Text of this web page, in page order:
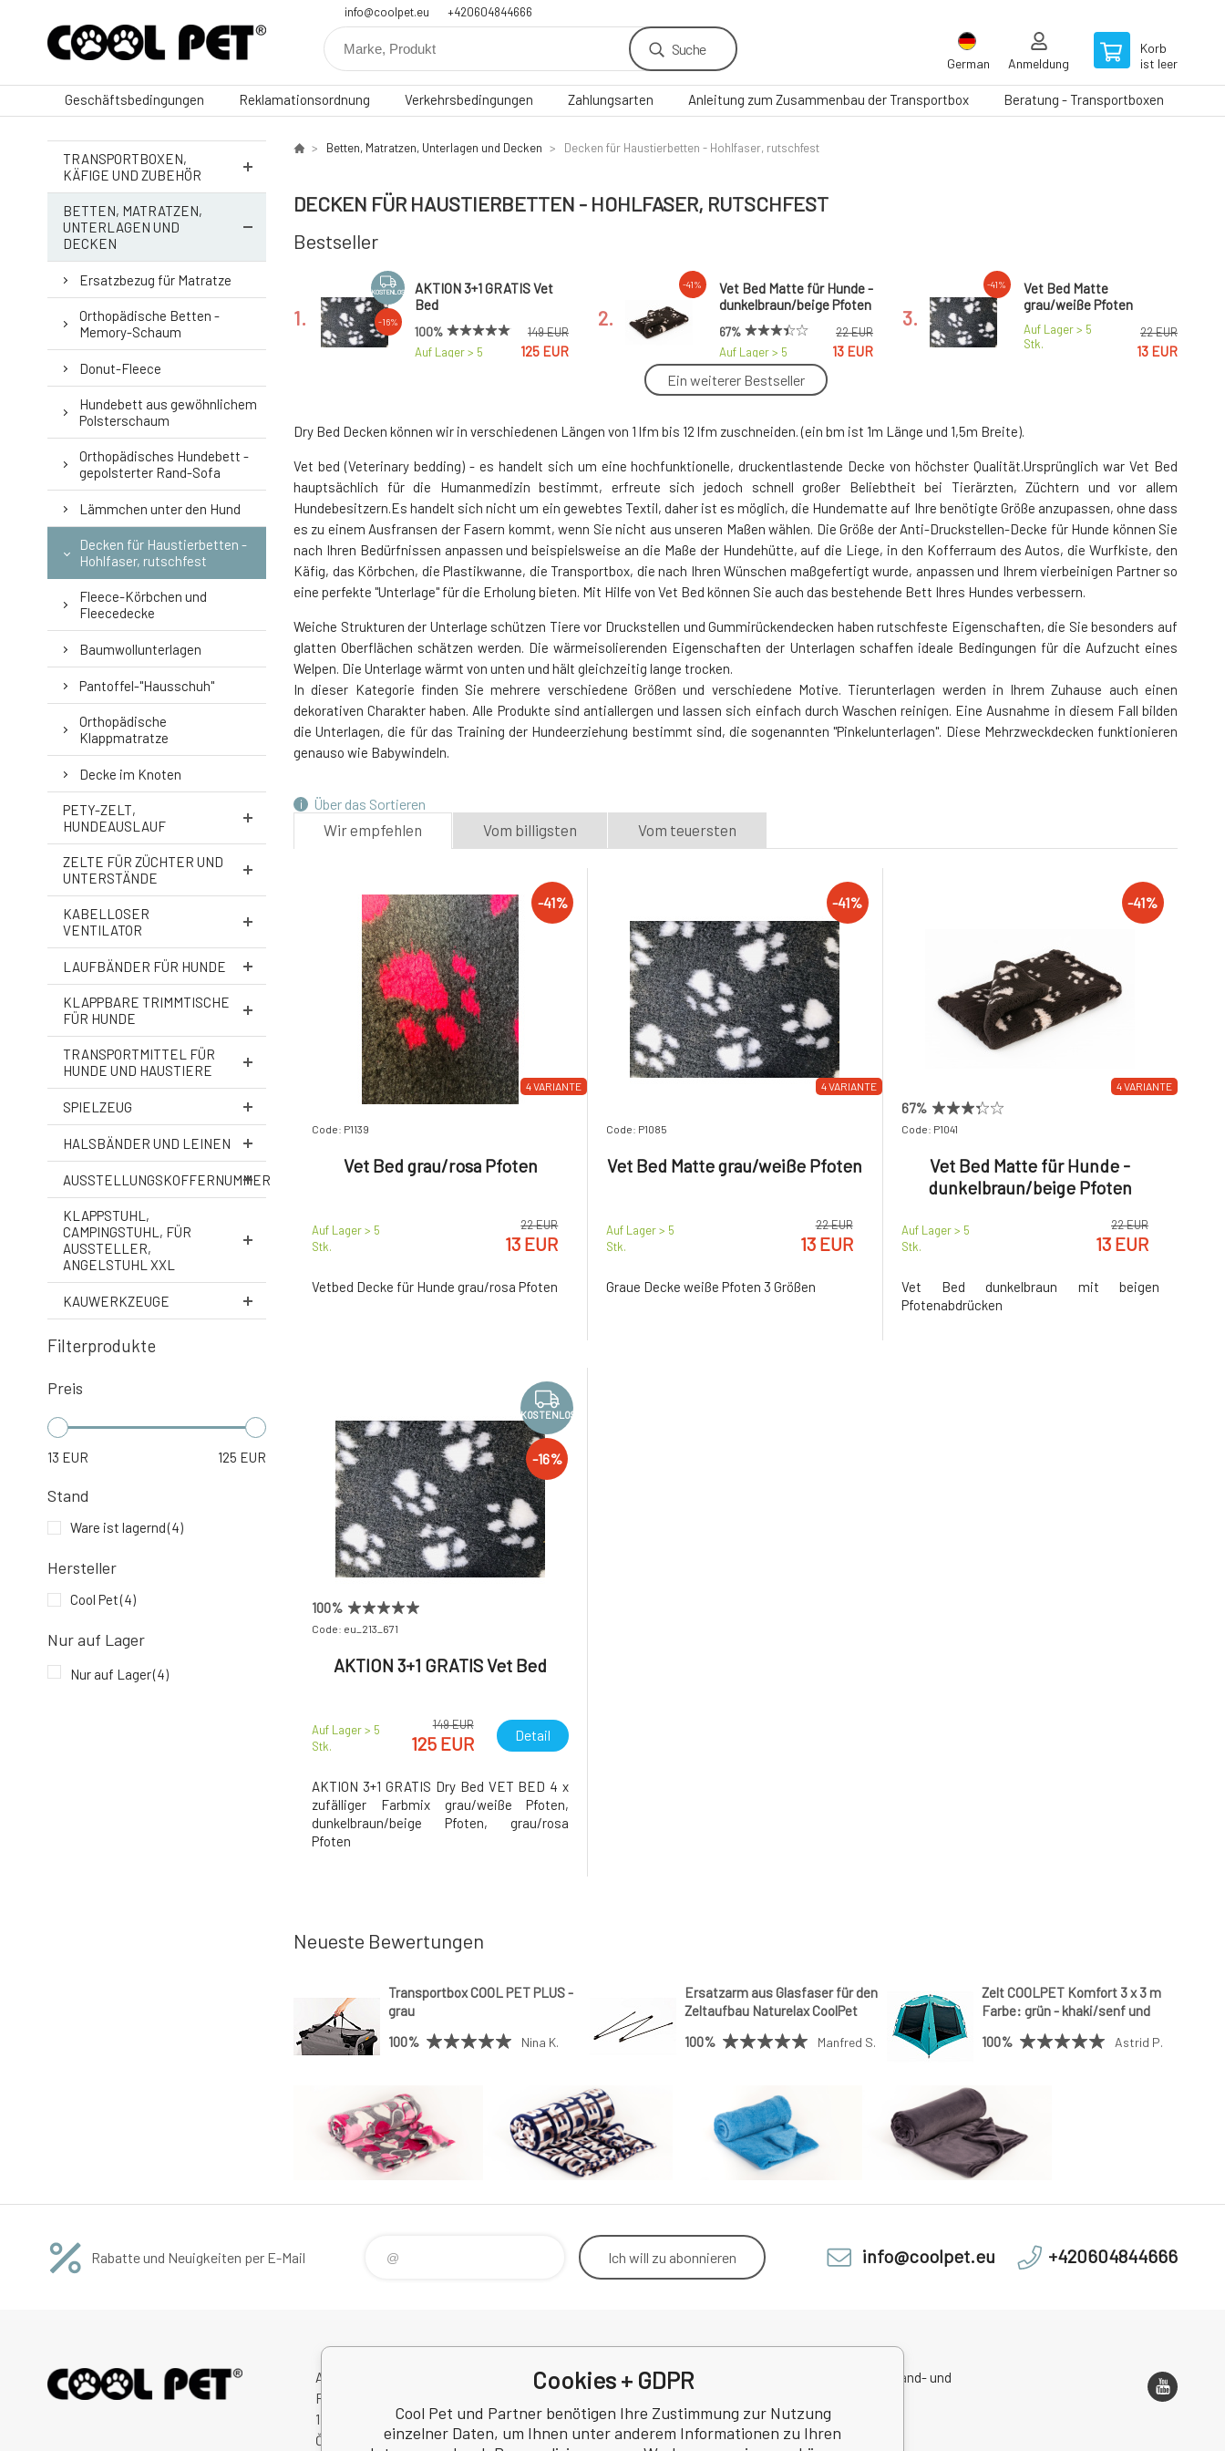
info@coolpet.eu +420604844666
Suche
German Anmeldung
Korb
ist leer
Geschäftsbedingungen Reklamationsordnung Verkehrsbedingungen Zahlungsarten Anleitung zum Zusammenbau der Transportbox Beratung - Transportboxen
TRANSPORTBOXEN,
KÄFIGE UND ZUBEHÖR
BETTEN, MATRATZEN,
UNTERLAGEN UND
DECKEN
Ersatzbezug für Matratze
Orthopädische Betten -
Memory-Schaum
Donut-Fleece
Hundebett aus gewöhnlichem
Polsterschaum
Orthopädisches Hundebett -
gepolsterter Rand-Sofa
Lämmchen unter den Hund
Decken für Haustierbetten -
Hohlfaser, rutschfest
Fleece-Körbchen und
Fleecedecke
Baumwollunterlagen
Pantoffel-"Hausschuh"
Orthopädische
Klappmatratze
Decke im Knoten
PETY-ZELT,
HUNDEAUSLAUF
ZELTE FÜR ZÜCHTER UND
UNTERSTÄNDE
KABELLOSER
VENTILATOR
LAUFBÄNDER FÜR HUNDE
KLAPPBARE TRIMMTISCHE
FÜR HUNDE
TRANSPORTMITTEL FÜR
HUNDE UND HAUSTIERE
SPIELZEUG
HALSBÄNDER UND LEINEN
AUSSTELLUNGSKOFFERNUMMER
KLAPPSTUHL,
CAMPINGSTUHL, FÜR
AUSSTELLER,
ANGELSTUHL XXL
KAUWERKZEUGE
Filterprodukte
Preis
13 EUR 125 EUR
Stand
Ware ist lagernd(4)
Hersteller
Cool Pet(4)
Nur auf Lager
Nur auf Lager(4)
Betten, Matratzen, Unterlagen und Decken Decken für Haustierbetten - Hohlfaser, rutschfest
DECKEN FÜR HAUSTIERBETTEN - HOHLFASER, RUTSCHFEST
Bestseller
1.
KOSTENLOS
-16%
AKTION 3+1 GRATIS Vet
Bed
100%
Auf Lager > 5
149 EUR
125 EUR
2.
-41%
Vet Bed Matte für Hunde -
dunkelbraun/beige Pfoten
67%
Auf Lager > 5
Stk.
22 EUR
13 EUR
3.
-41%
Vet Bed Matte
grau/weiße Pfoten
Auf Lager > 5
Stk.
22 EUR
13 EUR
4.
Auf Lager > 5
22 EUR
Ein weiterer Bestseller
Dry Bed Decken können wir in verschiedenen Längen von 1 lfm bis 12 lfm zuschneiden. (ein bm ist 1m Länge und 1,5m Breite).
Vet bed (Veterinary bedding) - es handelt sich um eine hochfunktionelle, druckentlastende Decke von höchster Qualität.Ursprünglich war Vet Bed
hauptsächlich für die Humanmedizin bestimmt, erfreute sich jedoch schnell großer Beliebtheit bei Tierärzten, Züchtern und vor allem
Hundebesitzern.Es handelt sich nicht um ein gewebtes Textil, daher ist es möglich, die Hundematte auf Ihre benötigte Größe anzupassen, ohne dass
es zu einem Ausfransen der Fasern kommt, wenn Sie nicht aus unseren Maßen wählen. Die Größe der Anti-Druckstellen-Decke für Hunde können Sie
nach Ihren Bedürfnissen anpassen und beispielsweise an die Maße der Hundehütte, auf die Liege, in den Kofferraum des Autos, die Wurfkiste, den
Käfig, das Körbchen, die Plastikwanne, die Transportbox, die nach Ihren Wünschen maßgefertigt wurde, anpassen und Ihrem vierbeinigen Partner so
eine perfekte "Unterlage" für die Erholung bieten. Mit Hilfe von Vet Bed können Sie auch das bestehende Bett Ihres Hundes verbessern.
Weiche Strukturen der Unterlage schützen Tiere vor Druckstellen und Gummirückendecken haben rutschfeste Eigenschaften, die Sie besonders auf
glatten Oberflächen schätzen werden. Die wärmeisolierenden Eigenschaften der Unterlagen schaffen ideale Bedingungen für die Aufzucht eines
Welpen. Die Unterlage wärmt von unten und hält gleichzeitig lange trocken.
In dieser Kategorie finden Sie mehrere verschiedene Größen und verschiedene Motive. Tierunterlagen werden in Ihrem Zuhause auch einen
dekorativen Charakter haben. Alle Produkte sind antiallergen und lassen sich einfach durch Waschen reinigen. Eine Ausnahme in diesem Fall bilden
die Unterlagen, die für das Training der Hundeerziehung bestimmt sind, die sogenannten "Pinkelunterlagen". Diese Mehrzweckdecken funktionieren
genauso wie Babywindeln.
Über das Sortieren
Wir empfehlen Vom billigsten Vom teuersten
4 VARIANTE
-41%
Code: P1139
Vet Bed grau/rosa Pfoten
Auf Lager > 5
Stk.
22 EUR
13 EUR
Vetbed Decke für Hunde grau/rosa Pfoten
4 VARIANTE
-41%
Code: P1085
Vet Bed Matte grau/weiße Pfoten
Auf Lager > 5
Stk.
22 EUR
13 EUR
Graue Decke weiße Pfoten 3 Größen
4 VARIANTE
-41%
67%
Code: P1041
Vet Bed Matte für Hunde -
dunkelbraun/beige Pfoten
Auf Lager > 5
Stk.
22 EUR
13 EUR
Vet Bed dunkelbraun mit beigen
Pfotenabdrücken
KOSTENLOS
-16%
100%
Code: eu_213_671
AKTION 3+1 GRATIS Vet Bed
Auf Lager > 5
Stk.
149 EUR
125 EUR Detail
AKTION 3+1 GRATIS Dry Bed VET BED 4 x
zufälliger Farbmix grau/weiße Pfoten,
dunkelbraun/beige Pfoten, grau/rosa
Pfoten
Neueste Bewertungen
Transportbox COOL PET PLUS -
grau
100%
Nina K.
Ersatzarm aus Glasfaser für den
Zeltaufbau Naturelax CoolPet
100% Manfred S.
Zelt COOLPET Komfort 3 x 3 m
Farbe: grün - khaki/senf und
100% Astrid P.
Rabatte und Neuigkeiten per E-Mail Ich will zu abonnieren info@coolpet.eu +420604844666
Avitex,s.r.o.
Rybná 716/24
11000 Praha 1
Česká Republika
Rücktritt vom Vertrag
Datenschutzbestimmungen
Rezension
Betriebsadresse, Versand- und
Cookies + GDPR
Cool Pet und Partner benötigen Ihre Zustimmung zur Nutzung
einzelner Daten, um Ihnen unter anderem Informationen zu Ihren